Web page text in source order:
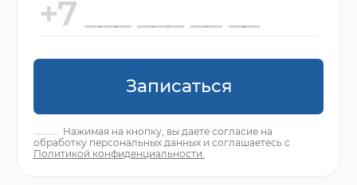
Записаться
Нажимая на кнопку, вы даете согласие на
обработку персональных данных и соглашаетесь с
Политикой конфиденциальности.